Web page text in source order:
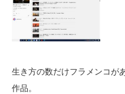
生き方の数だけフラメンコが
作品。